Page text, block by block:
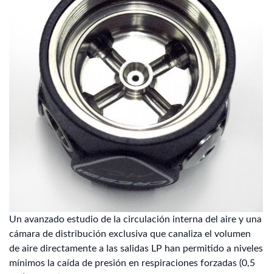
Un avanzado estudio de la circulación interna del aire y una
cámara de distribución exclusiva que canaliza el volumen
de aire directamente a las salidas LP han permitido a niveles
mínimos la caída de presión en respiraciones forzadas (0,5